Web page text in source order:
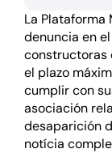
La
denuncia en
constructoras
el plazo
cumplir con
asociación
desaparición
notícia